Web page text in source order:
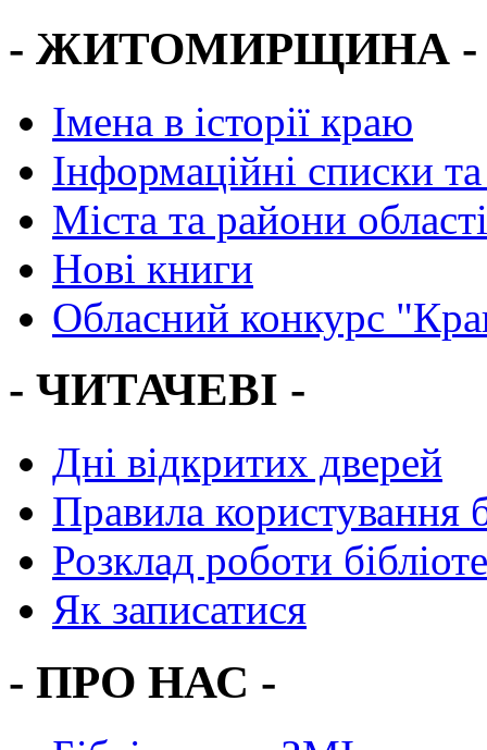
- ЖИТОМИРЩИНА -
Імена в історії краю
Інформаційні списки
Міста та райони області
Нові книги
Обласний конкурс
- ЧИТАЧЕВІ -
Дні відкритих дверей
Правила користування
Розклад роботи
Як записатися
- ПРО НАС -